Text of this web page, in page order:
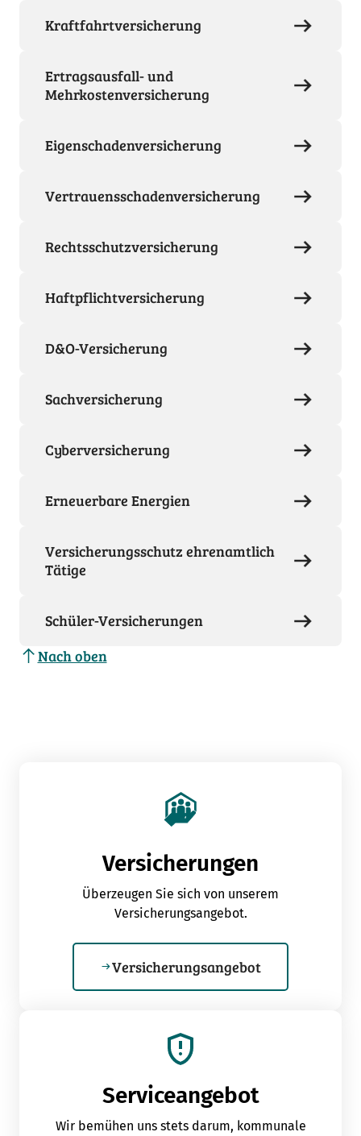
Kraftfahrtversicherung
Ertragsausfall- und
Mehrkostenversicherung
Eigenschadenversicherung
Vertrauensschadenversicherung
Rechtsschutzversicherung
Haftpflichtversicherung
D&O-Versicherung
Sachversicherung
Cyberversicherung
Erneuerbare Energien
Versicherungsschutz ehrenamtlich
Tätige
Schüler-Versicherungen
Nach oben
Versicherungen
Überzeugen Sie sich von unserem
Versicherungsangebot.
Versicherungsangebot
Serviceangebot
Wir bemühen uns stets darum, kommunale